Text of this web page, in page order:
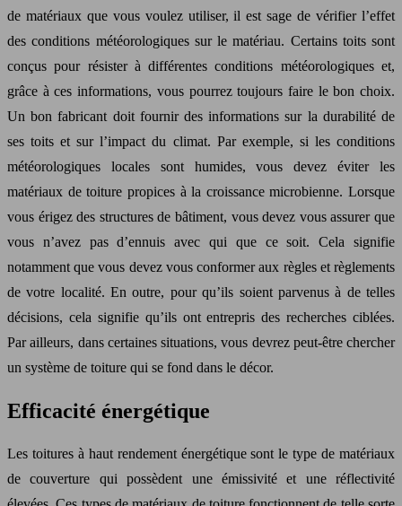
de matériaux que vous voulez utiliser, il est sage de vérifier l’effet
des conditions météorologiques sur le matériau. Certains toits sont
conçus pour résister à différentes conditions météorologiques et,
grâce à ces informations, vous pourrez toujours faire le bon choix.
Un bon fabricant doit fournir des informations sur la durabilité de
ses toits et sur l’impact du climat. Par exemple, si les conditions
météorologiques locales sont humides, vous devez éviter les
matériaux de toiture propices à la croissance microbienne. Lorsque
vous érigez des structures de bâtiment, vous devez vous assurer que
vous n’avez pas d’ennuis avec qui que ce soit. Cela signifie
notamment que vous devez vous conformer aux règles et règlements
de votre localité. En outre, pour qu’ils soient parvenus à de telles
décisions, cela signifie qu’ils ont entrepris des recherches ciblées.
Par ailleurs, dans certaines situations, vous devrez peut-être chercher
un système de toiture qui se fond dans le décor.
Efficacité énergétique
Les toitures à haut rendement énergétique sont le type de matériaux
de couverture qui possèdent une émissivité et une réflectivité